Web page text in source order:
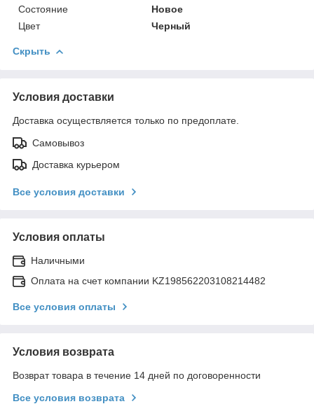
Состояние
Новое
Цвет
Черный
Скрыть
Условия доставки
Доставка осуществляется только по предоплате.
Самовывоз
Доставка курьером
Все условия доставки
Условия оплаты
Наличными
Оплата на счет компании KZ198562203108214482
Все условия оплаты
Условия возврата
Возврат товара в течение 14 дней по договоренности
Все условия возврата